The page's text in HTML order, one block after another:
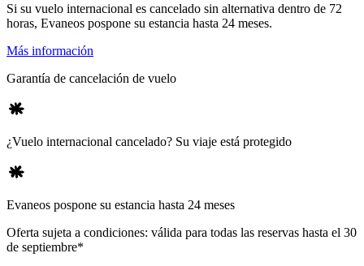
Si su vuelo internacional es cancelado sin alternativa dentro de 72
horas, Evaneos pospone su estancia hasta 24 meses.
Más información
Garantía de cancelación de vuelo
¿Vuelo internacional cancelado? Su viaje está protegido
Evaneos pospone su estancia hasta 24 meses
Oferta sujeta a condiciones: válida para todas las reservas hasta el 30
de septiembre*